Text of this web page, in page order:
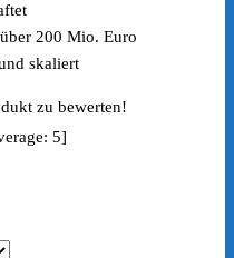
200 Mio. Euro
skaliert
zu bewerten!
5]